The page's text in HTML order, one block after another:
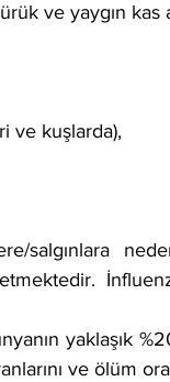
ve yaygın kas
ve kuşlarda),
salgınlara
yaklaşık
ve ölüm